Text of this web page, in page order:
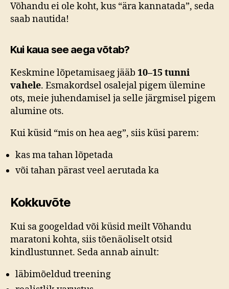
Võhandu ei ole koht, kus “ära kannatada”, seda
saab nautida!
Kui kaua see aega võtab?
Keskmine lõpetamisaeg jääb 10–15 tunni
vahele. Esmakordsel osalejal pigem ülemine
ots, meie juhendamisel ja selle järgmisel pigem
alumine ots.
Kui küsid “mis on hea aeg”, siis küsi parem:
kas ma tahan lõpetada
või tahan pärast veel aerutada ka
Kokkuvõte
Kui sa googeldad või küsid meilt Võhandu
maratoni kohta, siis tõenäoliselt otsid
kindlustunnet. Seda annab ainult:
läbimõeldud treening